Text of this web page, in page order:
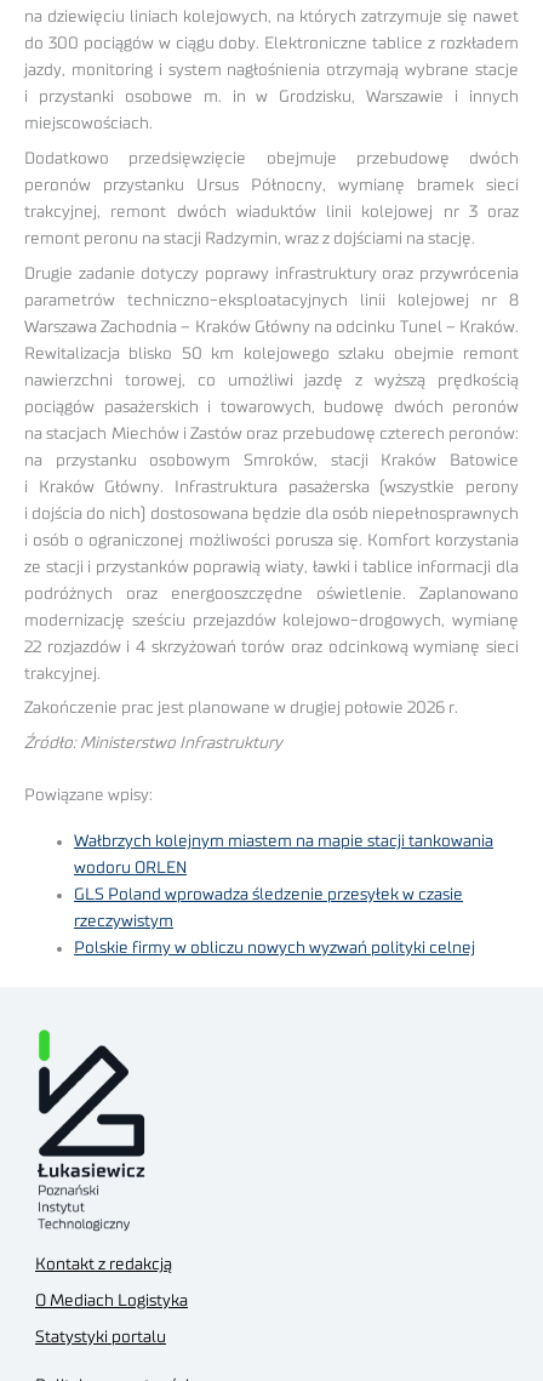
na dziewięciu liniach kolejowych, na których zatrzymuje się nawet
do 300 pociągów w ciągu doby. Elektroniczne tablice z rozkładem
jazdy, monitoring i system nagłośnienia otrzymają wybrane stacje
i przystanki osobowe m. in w Grodzisku, Warszawie i innych
miejscowościach.
Dodatkowo przedsięwzięcie obejmuje przebudowę dwóch
peronów przystanku Ursus Północny, wymianę bramek sieci
trakcyjnej, remont dwóch wiaduktów linii kolejowej nr 3 oraz
remont peronu na stacji Radzymin, wraz z dojściami na stację.
Drugie zadanie dotyczy poprawy infrastruktury oraz przywrócenia
parametrów techniczno-eksploatacyjnych linii kolejowej nr 8
Warszawa Zachodnia – Kraków Główny na odcinku Tunel – Kraków.
Rewitalizacja blisko 50 km kolejowego szlaku obejmie remont
nawierzchni torowej, co umożliwi jazdę z wyższą prędkością
pociągów pasażerskich i towarowych, budowę dwóch peronów
na stacjach Miechów i Zastów oraz przebudowę czterech peronów:
na przystanku osobowym Smroków, stacji Kraków Batowice
i Kraków Główny. Infrastruktura pasażerska (wszystkie perony
i dojścia do nich) dostosowana będzie dla osób niepełnosprawnych
i osób o ograniczonej możliwości porusza się. Komfort korzystania
ze stacji i przystanków poprawią wiaty, ławki i tablice informacji dla
podróżnych oraz energooszczędne oświetlenie. Zaplanowano
modernizację sześciu przejazdów kolejowo-drogowych, wymianę
22 rozjazdów i 4 skrzyżowań torów oraz odcinkową wymianę sieci
trakcyjnej.
Zakończenie prac jest planowane w drugiej połowie 2026 r.
Źródło: Ministerstwo Infrastruktury
Powiązane wpisy:
Wałbrzych kolejnym miastem na mapie stacji tankowania
wodoru ORLEN
GLS Poland wprowadza śledzenie przesyłek w czasie
rzeczywistym
Polskie firmy w obliczu nowych wyzwań polityki celnej
Kontakt z redakcją
O Mediach Logistyka
Statystyki portalu